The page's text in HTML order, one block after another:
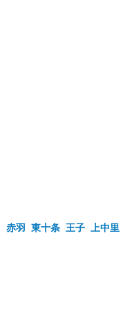
赤羽 東十条 王子 上中里